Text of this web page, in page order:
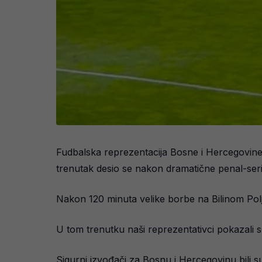
Fudbalska reprezentacija Bosne i
trenutak desio se nakon dramatične penal-
Nakon 120 minuta velike borbe na Bilinom
U tom trenutku naši reprezentativci pokazali